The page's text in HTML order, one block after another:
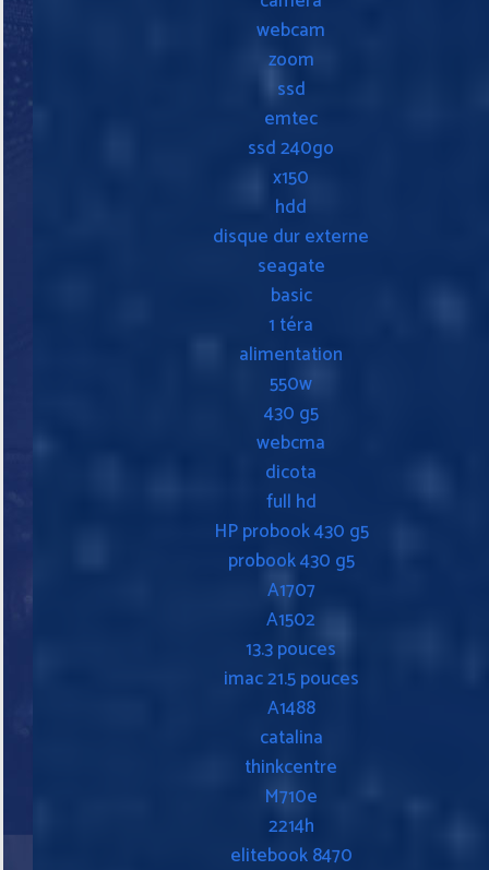
webcam
zoom
ssd
emtec
ssd 240go
x150
hdd
disque dur externe
seagate
basic
1 téra
alimentation
550w
430 g5
webcma
dicota
full hd
HP probook 430 g5
probook 430 g5
A1707
A1502
13.3 pouces
imac 21.5 pouces
A1488
catalina
thinkcentre
M710e
2214h
elitebook 8470